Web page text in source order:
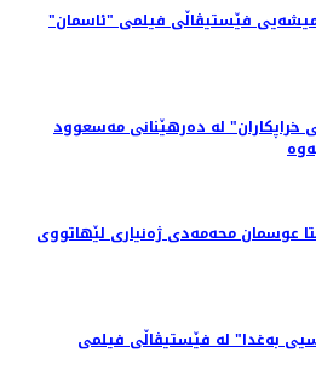
فێستیڤاڵی فیلمی "ئاسمان"
لە دەرهێنانی مەسعوود
عوسمان محەمەدی ژه‌نیاری لێهاتووی
بەغدا" لە فێستیڤاڵی فیلمی